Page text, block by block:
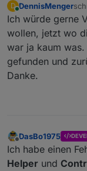
D
Online
DennisMenger
Ich würde gerne
wollen, jetzt wo
war ja kaum
gefunden und
Danke.
Offline
DasBo1975
Ich habe einen
Helper und